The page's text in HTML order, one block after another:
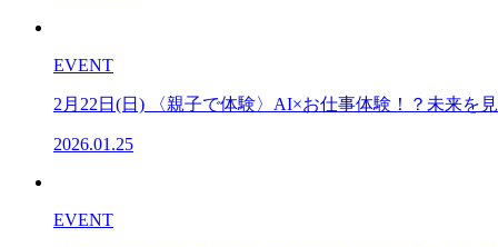
EVENT
2月22日(日) 〈親子で体験〉AI×お仕事体験！？未来を
2026.01.25
EVENT